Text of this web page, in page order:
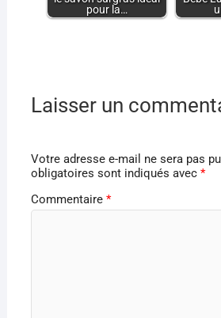
pour la…
Laisser un
Votre adresse e-mail ne sera pas
obligatoires sont indiqués avec *
Commentaire *